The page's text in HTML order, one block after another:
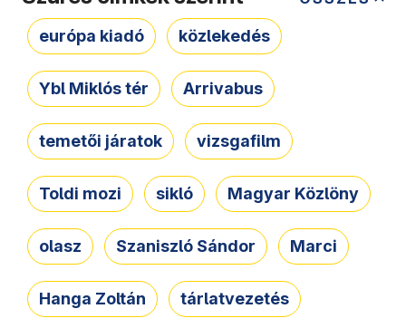
európa kiadó közlekedés
Ybl Miklós tér Arrivabus
temetői járatok vizsgafilm
Toldi mozi sikló Magyar Közlöny
olasz Szaniszló Sándor Marci
Hanga Zoltán tárlatvezetés